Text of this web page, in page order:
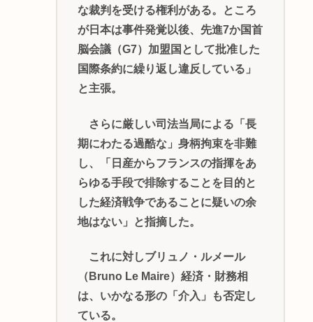
な裁判を受ける権利がある。ところ
が日本は事件発覚以後、先進7か国首
脳会議（G7）加盟国として批准した
国際条約に繰り返し違反している」
と主張。
さらに厳しい司法当局による「長
期にわたる過酷な」身柄拘束を非難
し、「日産からフランスの指揮をあ
らゆる手段で排除することを目的と
した経済戦争であることに疑いの余
地はない」と指摘した。
これに対しブリュノ・ルメール
（Bruno Le Maire）経済・財務相
は、いかなる形の「介入」も否定し
ている。